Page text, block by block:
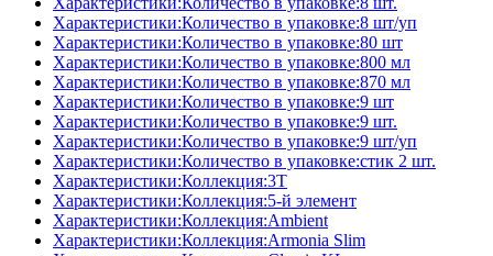
Характеристики:Количество в упаковке:8 шт/уп
Характеристики:Количество в упаковке:80 шт
Характеристики:Количество в упаковке:800 мл
Характеристики:Количество в упаковке:870 мл
Характеристики:Количество в упаковке:9 шт
Характеристики:Количество в упаковке:9 шт.
Характеристики:Количество в упаковке:9 шт/уп
Характеристики:Количество в упаковке:стик 2 шт.
Характеристики:Коллекция:3T
Характеристики:Коллекция:5-й элемент
Характеристики:Коллекция:Ambient
Характеристики:Коллекция:Armonia Slim